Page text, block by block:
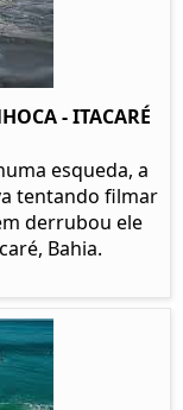
- ITACARÉ
esqueda, a
tentando filmar
derrubou ele
Bahia.